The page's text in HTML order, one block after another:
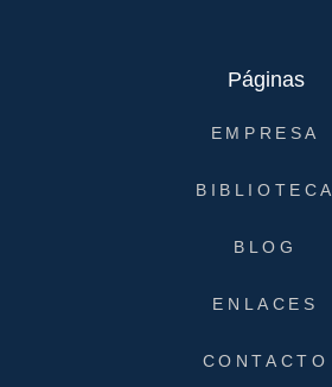
Páginas
EMPRESA
BIBLIOTECA
BLOG
ENLACES
CONTACTO